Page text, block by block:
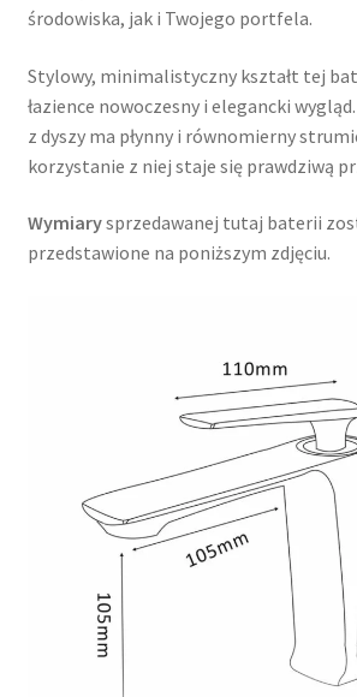
środowiska, jak i Twojego portfela.
Stylowy, minimalistyczny kształt tej
łazience nowoczesny i elegancki
z dyszy ma płynny i równomierny
korzystanie z niej staje się prawdziwą
Wymiarysprzedawanej tutaj baterii
przedstawione na poniższym zdjęciu.